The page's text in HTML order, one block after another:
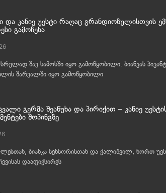
და კანიე უესტი რაღაც გრანდიოზულისთვის
გამოჩენა
შავ სამოსში იყო გამოწყობილი. ბიანკას
შარვალში იყო გამოწყობილი
გერმა შეაწუხა და პირიქით – კანიე
შოპინგზე
ბიანკა სენსორისთან და ქალიშვილ, ნორთ
დააფიქსირეს